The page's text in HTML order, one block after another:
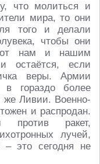
что молиться и
мира, то они
того и делали
чтобы они
нам и нашим
остаётся, если
веры. Армии
в гораздо более
же Ливии. Военно-
и распродан.
против ракет,
лучей,
– это сегодня не